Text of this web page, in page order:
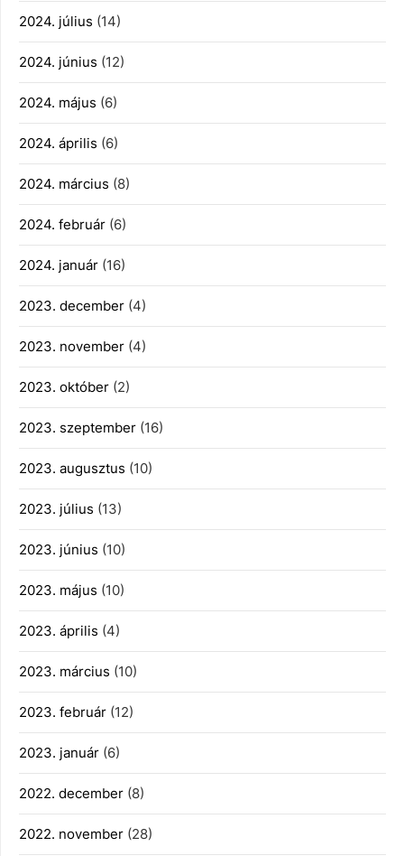
2024. július (14)
2024. június (12)
2024. május (6)
2024. április (6)
2024. március (8)
2024. február (6)
2024. január (16)
2023. december (4)
2023. november (4)
2023. október (2)
2023. szeptember (16)
2023. augusztus (10)
2023. július (13)
2023. június (10)
2023. május (10)
2023. április (4)
2023. március (10)
2023. február (12)
2023. január (6)
2022. december (8)
2022. november (28)